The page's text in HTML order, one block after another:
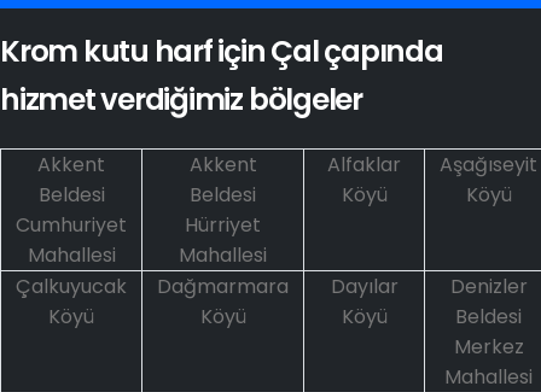
Krom kutu harf için Çal çapında
hizmet verdiğimiz bölgeler
Akkent
Beldesi
Cumhuriyet
Mahallesi
Akkent
Beldesi
Hürriyet
Mahallesi
Alfaklar
Köyü
Aşağıseyit
Köyü
Çalkuyucak
Köyü
Dağmarmara
Köyü
Dayılar
Köyü
Denizler
Beldesi
Merkez
Mahallesi